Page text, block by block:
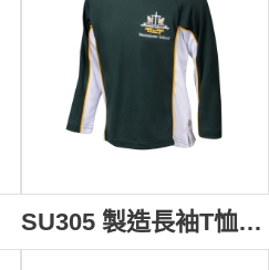
SU305 製造長袖T恤校服 設計拼接刺繡LOGO校服 校服專門店 英國